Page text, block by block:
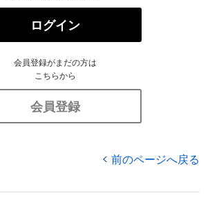
ログイン
会員登録がまだの方は
こちらから
会員登録
前のページへ戻る